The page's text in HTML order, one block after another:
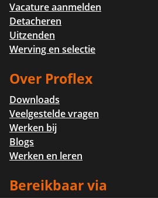
Vacature aanmelden
Detacheren
Uitzenden
Werving en selectie
Over Proflex
Downloads
Veelgestelde vragen
Werken bij
Blogs
Werken en leren
Bereikbaar via